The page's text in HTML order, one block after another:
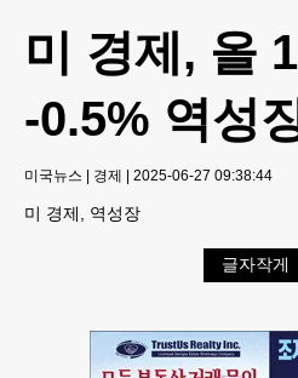
미 경제, 올
-0.5% 역성
미국뉴스 | 경제 | 2025-06-27 09:38:44
미 경제, 역성장
글자작게